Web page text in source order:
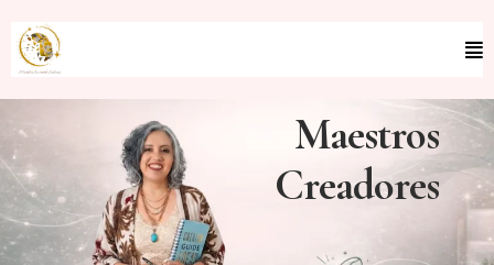
Maestros
Creadores